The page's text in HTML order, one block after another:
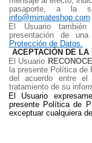
pasaporte, a la
info@mimateshop.com
El Usuario
presentación de
Protección de Datos.
ACEPTACIÓN DE
El Usuario
la presente Política de
del acuerdo entre
tratamiento de su
El Usuario
presente Política de
exceptuar cualquiera